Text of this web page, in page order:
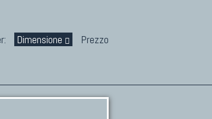
Dimensione Prezzo